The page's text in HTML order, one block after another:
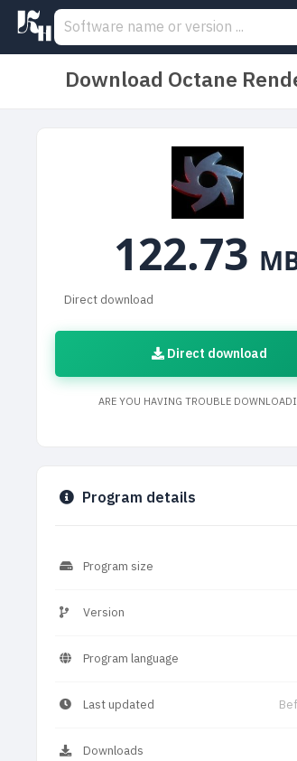
Download Octane
122.73
Direct download
Direct download
ARE YOU HAVING TROUBLE
Program details
Program size
Version
Program language
Last updated
Downloads